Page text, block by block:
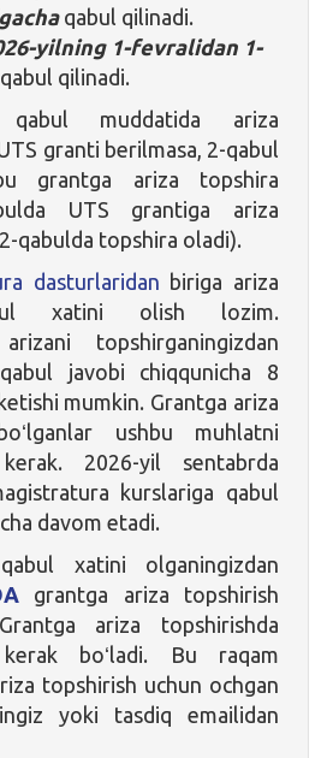
qabul qilinadi.
yilning 1-fevralidan 1-
qilinadi.
muddatida ariza
granti berilmasa, 2-qabul
grantga ariza topshira
UTS grantiga ariza
qabulda topshira oladi).
dasturlaridan biriga ariza
xatini olish lozim.
topshirganingizdan
javobi chiqqunicha 8
mumkin. Grantga ariza
ushbu muhlatni
2026-yil sentabrda
kurslariga qabul
davom etadi.
xatini olganingizdan
grantga ariza topshirish
ariza topshirishda
boʻladi. Bu raqam
topshirish uchun ochgan
yoki tasdiq emailidan